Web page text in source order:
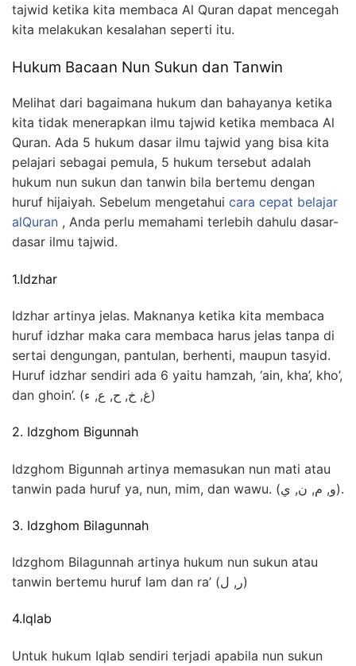
tajwid ketika kita membaca Al Quran dapat mencegah
kita melakukan kesalahan seperti itu.
Hukum Bacaan Nun Sukun dan Tanwin
Melihat dari bagaimana hukum dan bahayanya ketika
kita tidak menerapkan ilmu tajwid ketika membaca Al
Quran. Ada 5 hukum dasar ilmu tajwid yang bisa kita
pelajari sebagai pemula, 5 hukum tersebut adalah
hukum nun sukun dan tanwin bila bertemu dengan
huruf hijaiyah. Sebelum mengetahui cara cepat belajar
alQuran , Anda perlu memahami terlebih dahulu dasar-
dasar ilmu tajwid.
1.Idzhar
Idzhar artinya jelas. Maknanya ketika kita membaca
huruf idzhar maka cara membaca harus jelas tanpa di
sertai dengungan, pantulan, berhenti, maupun tasyid.
Huruf idzhar sendiri ada 6 yaitu hamzah, ‘ain, kha’, kho’,
dan ghoin’.
(غ, خ, ح, ع, ء)
2. Idzghom Bigunnah
Idzghom Bigunnah artinya memasukan nun mati atau
tanwin pada huruf ya, nun, mim, dan wawu.
(و, م, ن, ي).
3. Idzghom Bilagunnah
Idzghom Bilagunnah artinya hukum nun sukun atau
tanwin bertemu huruf lam dan ra’ (ر, ل)
4.Iqlab
Untuk hukum Iqlab sendiri terjadi apabila nun sukun